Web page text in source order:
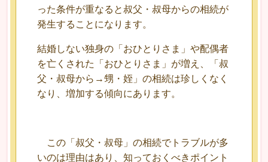
った条件が重なると叔父・叔母からの相続が
発生することになります。
結婚しない独身の「おひとりさま」や配偶者
を亡くされた「おひとりさま」が増え、「叔
父・叔母から→甥・姪」の相続は珍しくなく
なり、増加する傾向にあります。
この「叔父・叔母」の相続でトラブルが多
いのは理由はあり、知っておくべきポイント